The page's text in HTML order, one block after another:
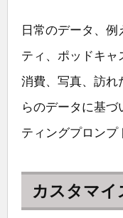
日常のデータ、
ティ、ポッドキャ
消費、写真、訪れ
らのデータに基づ
ティングプロンプ
カスタマイ